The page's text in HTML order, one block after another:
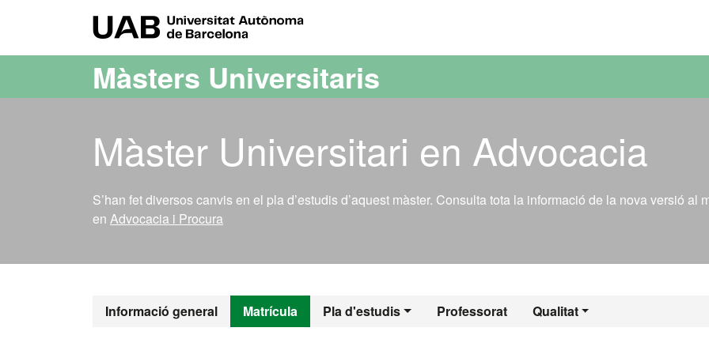
Màsters Universitaris
Màster Universitari en Advocacia
S’han fet diversos canvis en el pla d’estudis d’aquest màster. Consulta tota la informació de la nova versió al
en Advocacia i Procura
Informació general Matrícula Pla d'estudis Professorat Qualitat
Màster Oficial - Advocacia